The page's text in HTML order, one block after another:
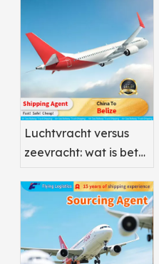
Luchtvracht versus
zeevracht: wat is beter
producten?